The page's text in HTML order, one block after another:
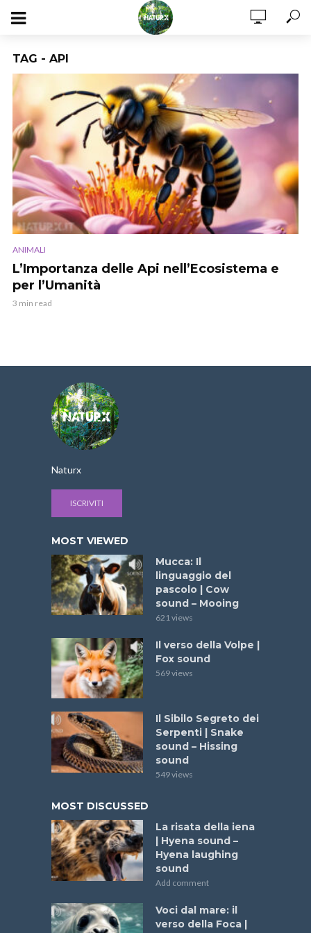
TAG - API
ANIMALI
L’Importanza delle Api nell’Ecosistema e
per l’Umanità
3 min read
Naturx
ISCRIVITI
MOST VIEWED
Mucca: Il
linguaggio del
pascolo | Cow
sound – Mooing
621 views
Il verso della Volpe |
Fox sound
569 views
Il Sibilo Segreto dei
Serpenti | Snake
sound – Hissing
sound
549 views
MOST DISCUSSED
La risata della iena
| Hyena sound –
Hyena laughing
sound
Add comment
Voci dal mare: il
verso della Foca |